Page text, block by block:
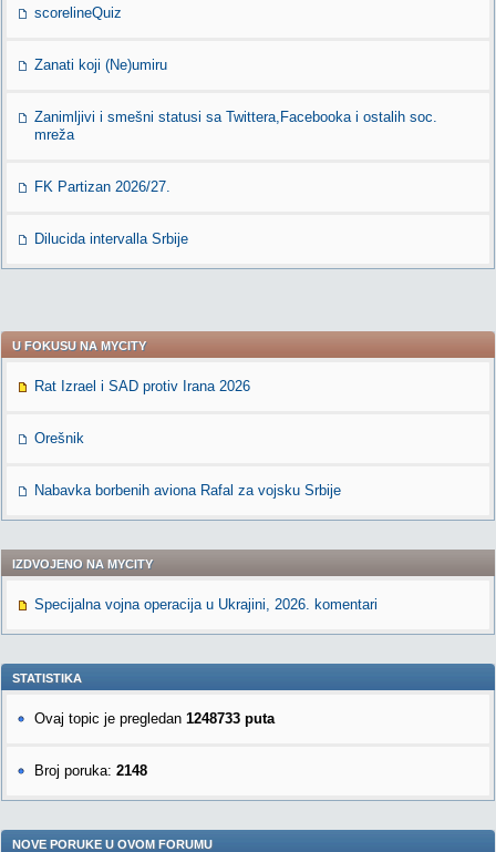
scorelineQuiz
Zanati koji (Ne)umiru
Zanimljivi i smešni statusi sa Twittera,Facebooka i ostalih soc.
mreža
FK Partizan 2026/27.
Dilucida intervalla Srbije
U FOKUSU NA MYCITY
Rat Izrael i SAD protiv Irana 2026
Orešnik
Nabavka borbenih aviona Rafal za vojsku Srbije
IZDVOJENO NA MYCITY
Specijalna vojna operacija u Ukrajini, 2026. komentari
STATISTIKA
Ovaj topic je pregledan 1248733 puta
Broj poruka: 2148
NOVE PORUKE U OVOM FORUMU